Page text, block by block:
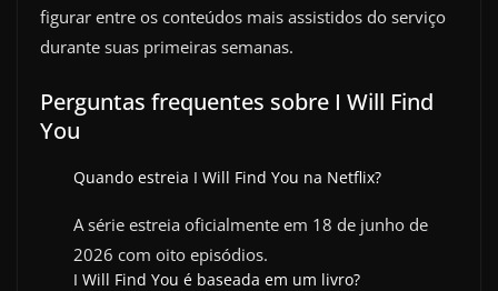
figurar entre os conteúdos mais assistidos do serviço
durante suas primeiras semanas.
Perguntas frequentes sobre I Will Find
You
Quando estreia I Will Find You na Netflix?
A série estreia oficialmente em 18 de junho de
2026 com oito episódios.
I Will Find You é baseada em um livro?